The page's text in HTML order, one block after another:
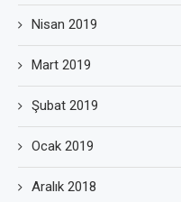
Nisan 2019
Mart 2019
Şubat 2019
Ocak 2019
Aralık 2018